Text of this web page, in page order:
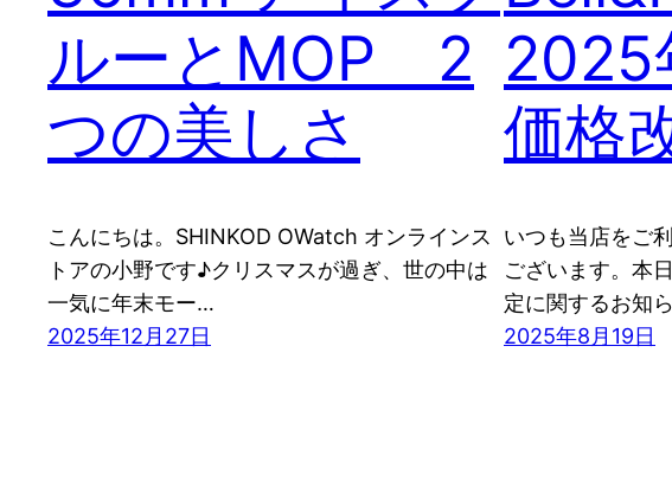
ルーとMOP 2
つの美しさ
こんにちは。SHINKOD OWatch オンラインス
トアの小野です♪クリスマスが過ぎ、世の中は
一気に年末モー…
2025年12月27日
2025
価格
いつも当店をご
ございます。本
定に関するお知
2025年8月19日